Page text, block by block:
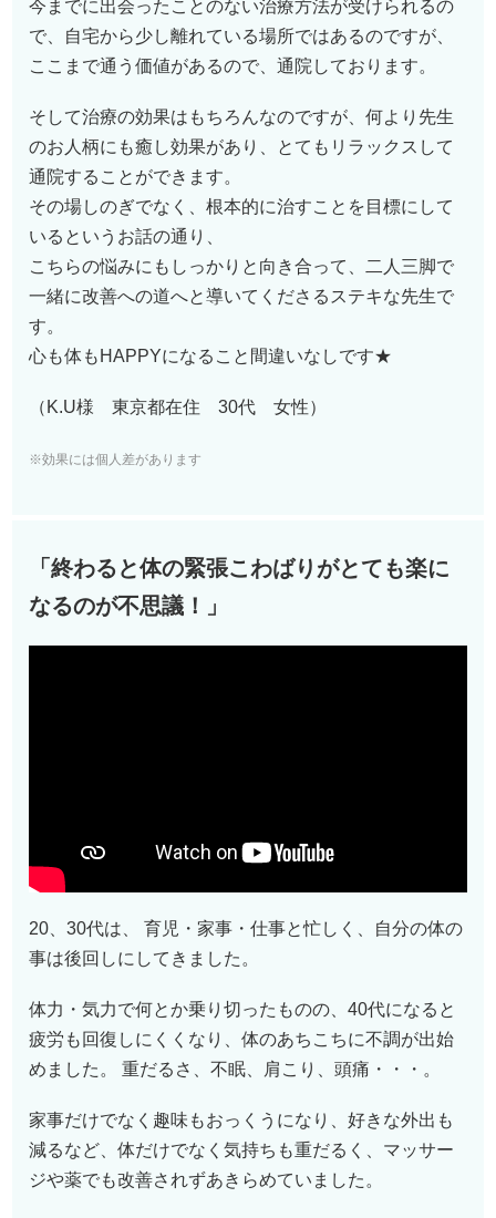
今までに出会ったことのない治療方法が受けられるの
で、自宅から少し離れている場所ではあるのですが、
ここまで通う価値があるので、通院しております。
そして治療の効果はもちろんなのですが、何より先生
のお人柄にも癒し効果があり、とてもリラックスして
通院することができます。
その場しのぎでなく、根本的に治すことを目標にして
いるというお話の通り、
こちらの悩みにもしっかりと向き合って、二人三脚で
一緒に改善への道へと導いてくださるステキな先生で
す。
心も体もHAPPYになること間違いなしです★
（K.U様 東京都在住 30代 女性）
※効果には個人差があります
「終わると体の緊張こわばりがとても楽に
なるのが不思議！」
20、30代は、 育児・家事・仕事と忙しく、自分の体の
事は後回しにしてきました。
体力・気力で何とか乗り切ったものの、40代になると
疲労も回復しにくくなり、体のあちこちに不調が出始
めました。 重だるさ、不眠、肩こり、頭痛・・・。
家事だけでなく趣味もおっくうになり、好きな外出も
減るなど、体だけでなく気持ちも重だるく、マッサー
ジや薬でも改善されずあきらめていました。